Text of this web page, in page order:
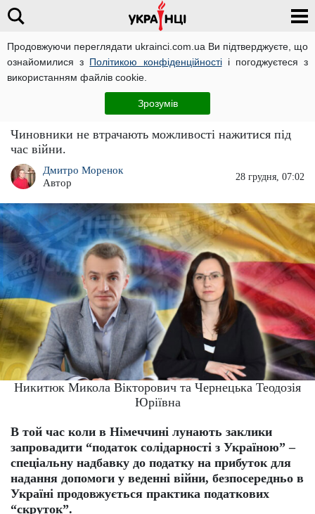
Продовжуючи переглядати ukrainci.com.ua Ви підтверджуєте, що
ознайомилися з Політикою конфіденційностіі погоджуєтеся з
використанням файлів cookie.
Зрозумів
Компромат
Топ-податківці розгорнули масштабну схему
"скруток" ПДВ
Чиновники не втрачають можливості нажитися під
час війни.
Дмитро Моренок
Автор
28 грудня, 07:02
Никитюк Микола Вікторович та Чернецька Теодозія
Юріївна
В той час коли в Німеччині лунають заклики
запровадити “податок солідарності з Україною” –
спеціальну надбавку до податку на прибуток для
надання допомоги у веденні війни, безпосередньо в
Україні продовжується практика податкових
“скруток”.